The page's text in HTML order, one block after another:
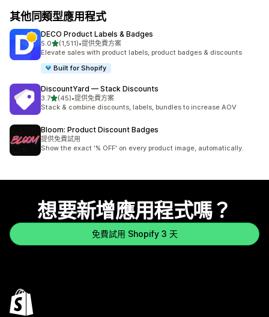
其他同類型應用程式
DECO Product Labels & Badges
5.0滿分 5 顆星
(1,511)
共有 1511 則評價
•提供免費方案
Elevate sales with product labels, product badges & discounts
Built for Shopify
DiscountYard — Stack Discounts
3.7滿分 5 顆星
(45)
共有 45 則評價
•提供免費方案
Stack & combine discounts, labels, bundles to increase AOV
Bloom: Product Discount Badges
提供免費試用
Show the exact '% OFF' on every product image, automatically.
想要新增應用程式嗎？
免費試用 Shopify 3 天